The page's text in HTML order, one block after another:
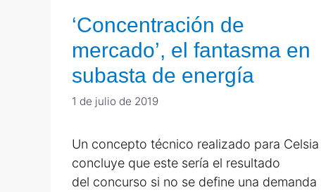
‘Concentración de
mercado’, el fantasma en
subasta de energía
1 de julio de 2019
Un concepto técnico realizado para Celsia
concluye que este sería el resultado
del concurso si no se define una demanda